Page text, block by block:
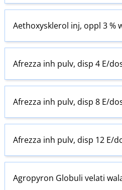
Aethoxysklerol inj, oppl 3 %
Afrezza inh pulv, disp 4 E​/​
Afrezza inh pulv, disp 8 E​/​
Afrezza inh pulv, disp 12 E​/​
Agropyron Globuli velati